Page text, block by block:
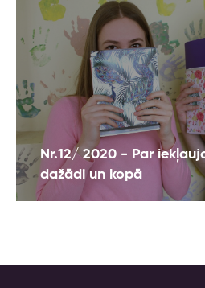
Nr.12/ 2020 - Par
dažādi un kopā